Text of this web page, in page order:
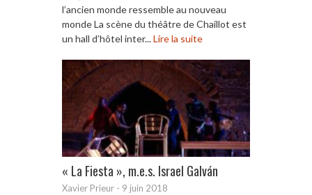
l’ancien monde ressemble au nouveau
monde La scène du théâtre de Chaillot est
un hall d’hôtel inter...Lire la suite
« La Fiesta », m.e.s. Israel Galván
Xavier Prieur - 9 juin 2018